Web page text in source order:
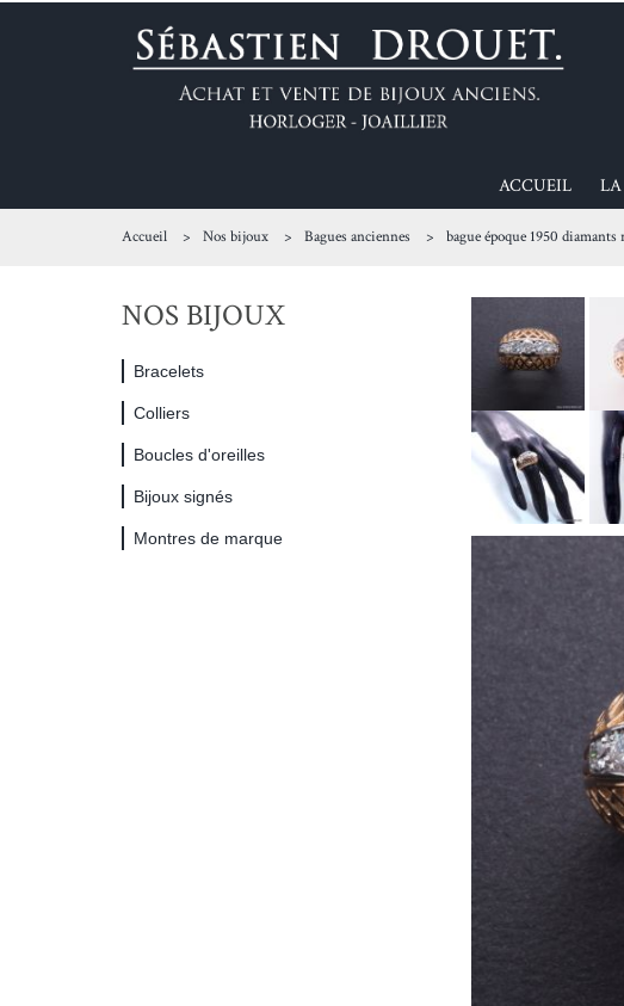
ACCUEIL
Accueil Nos bijoux Bagues anciennes bague époque 1950 diamants
NOS BIJOUX
Bracelets
Colliers
Boucles d'oreilles
Bijoux signés
Montres de marque